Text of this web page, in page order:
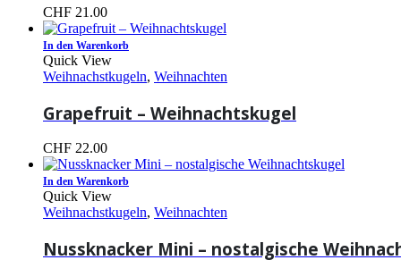
CHF 21.00
In den Warenkorb
Quick View
Weihnachstkugeln, Weihnachten
Grapefruit – Weihnachtskugel
CHF 22.00
In den Warenkorb
Quick View
Weihnachstkugeln, Weihnachten
Nussknacker Mini – nostalgische